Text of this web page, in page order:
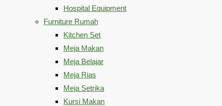
Hospital Equipment
Furniture Rumah
Kitchen Set
Meja Makan
Meja Belajar
Meja Rias
Meja Setrika
Kursi Makan